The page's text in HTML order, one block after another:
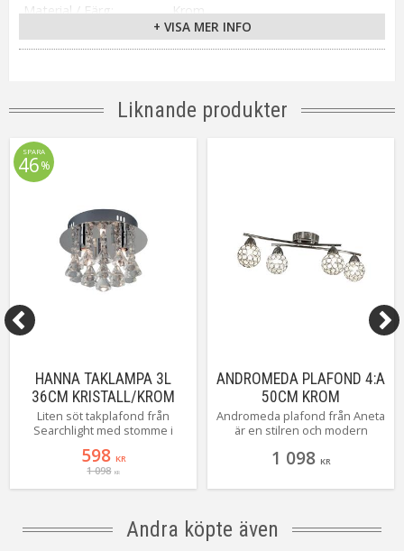
Material / Färg
Krom
Inkl. 4 x 40W
Sockel
G9
Aneta Belysning AB
+ VISA MER INFO
Liknande produkter
HANNA TAKLAMPA 3L
36CM KRISTALL/KROM
Liten söt takplafond från
Searchlight med stomme i
diamantformade glasprismor.
598 KR
1 098 KR
SPARA
46%
ANDROMEDA PLAFOND 4:A
50CM KROM
Andromeda plafond från Aneta
är en stilren och modern
i alla rum i hemmet. Plafonden
akrylprismor och är tillverkad i
typen G9 med max watt på 4 x
1 098 KR
Andra köpte även